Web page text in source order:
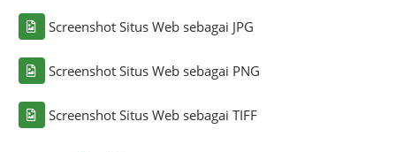
Screenshot Situs Web sebagai JPG
Screenshot Situs Web sebagai PNG
Screenshot Situs Web sebagai TIFF